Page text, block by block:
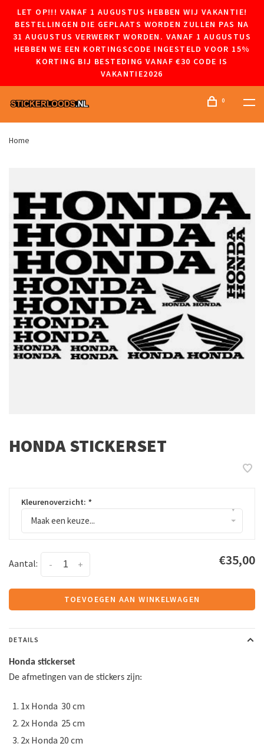
LET OP!!! VANAF 1 AUGUSTUS HEBBEN WIJ VAKANTIE!
BESTELLINGEN DIE GEPLAATS WORDEN ZULLEN PAS NA
31 AUGUSTUS VERWERKT WORDEN. VANAF 1 AUGUSTUS
HEBBEN WE EEN KORTINGSCODE INGESTELD VOOR 15%
KORTING BIJ BESTEDING VANAF €30 CODE IS
VAKANTIE2026
0
Home
HONDA STICKERSET
Kleurenoverzicht: *
Maak een keuze...
▾
Aantal: +
- €35,00
TOEVOEGEN AAN WINKELWAGEN
DETAILS
Honda stickerset
De afmetingen van de stickers zijn:
1x Honda 30 cm
2x Honda 25 cm
2x Honda 20 cm